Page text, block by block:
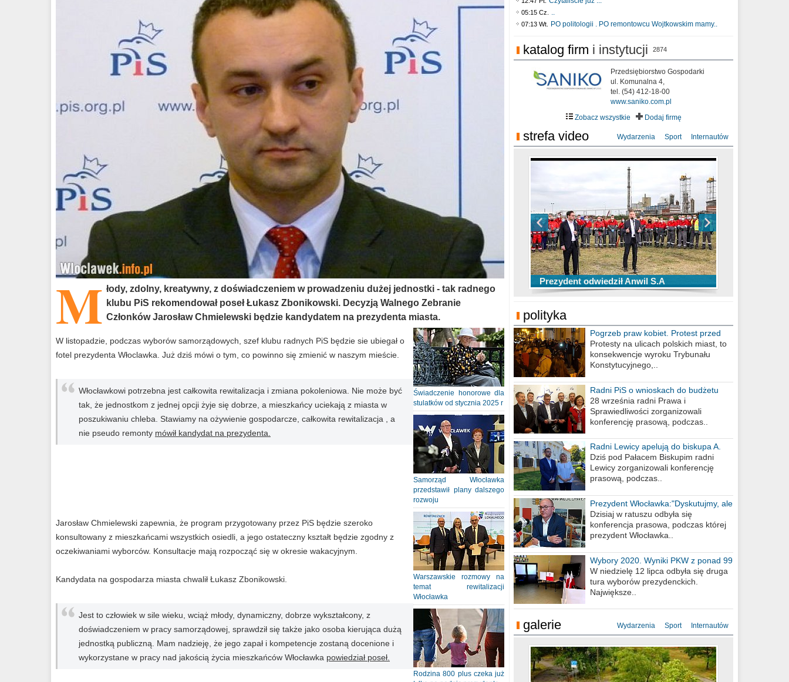
M łody, zdolny, kreatywny, z doświadczeniem w prowadzeniu dużej jednostki - tak radnego
klubu PiS rekomendował poseł Łukasz Zbonikowski. Decyzją Walnego Zebranie
Członków Jarosław Chmielewski będzie kandydatem na prezydenta miasta.
Świadczenie honorowe dla
stulatków od stycznia 2025 r
Samorząd Włocławka
przedstawił plany dalszego
rozwoju
Warszawskie rozmowy na
temat rewitalizacji
Włocławka
Rodzina 800 plus czeka już
W listopadzie, podczas wyborów samorządowych, szef klubu radnych PiS będzie sie ubiegał o
fotel prezydenta Włoclawka. Już dziś mówi o tym, co powinno się zmienić w naszym mieście.
Włocławkowi potrzebna jest całkowita rewitalizacja i zmiana pokoleniowa. Nie może być
tak, że jednostkom z jednej opcji żyje się dobrze, a mieszkańcy uciekają z miasta w
poszukiwaniu chleba. Stawiamy na ożywienie gospodarcze, całkowita rewitalizacja , a
nie pseudo remonty mówił kandydat na prezydenta.
Jarosław Chmielewski zapewnia, że program przygotowany przez PiS będzie szeroko
konsultowany z mieszkańcami wszystkich osiedli, a jego ostateczny kształt będzie zgodny z
oczekiwaniami wyborców. Konsultacje mają rozpocząć się w okresie wakacyjnym.
Kandydata na gospodarza miasta chwalił Łukasz Zbonikowski.
Jest to człowiek w sile wieku, wciąż młody, dynamiczny, dobrze wykształcony, z
doświadczeniem w pracy samorządowej, sprawdził się także jako osoba kierująca dużą
jednostką publiczną. Mam nadzieję, że jego zapał i kompetencje zostaną docenione i
wykorzystane w pracy nad jakością życia mieszkańców Włocławka powiedział poseł.
05:15 Cz. ..
07:13 Wt. PO politologii . PO remontowcu Wojtkowskim mamy..
katalog firm i instytucji 2874
Przedsiębiorstwo Gospodarki
ul. Komunalna 4,
tel. (54) 412-18-00
www.saniko.com.pl
Zobacz wszystkie
Dodaj firmę
strefa video Wydarzenia Sport Internautów
Prezydent odwiedził Anwil S.A
TOP 10 przechwytów Anwilu Włocławek
w EBL w sezonie 2019/2020
TOP 5 rzutów Anwilu Włocławek w BCL
w sezonie 2019/2020
Ni To Ponk - W oczach mamy strach
sixf33t .Last Year DRONE FOOTAGE
Włocławek
XXIII Sesja Rady Miasta Włocławek VIII
kadencji w dniu 09.06.2020 r.
polityka
Pogrzeb praw kobiet. Protest przed
biurem poselskim PiS
Protesty na ulicach polskich miast, to
konsekwencje wyroku Trybunału
Konstytucyjnego,..
Radni PiS o wnioskach do budżetu
miasta na 2021 rok
28 września radni Prawa i
Sprawiedliwości zorganizowali
konferencję prasową, podczas..
Radni Lewicy apelują do biskupa A.
Wiesława Meringa
Dziś pod Pałacem Biskupim radni
Lewicy zorganizowali konferencję
prasową, podczas..
Prezydent Włocławka:"Dyskutujmy, ale
nie obrażajmy się”
Dzisiaj w ratuszu odbyła się
konferencja prasowa, podczas której
prezydent Włocławka..
Wybory 2020. Wyniki PKW z ponad 99
procent obwodów
W niedzielę 12 lipca odbyła się druga
tura wyborów prezydenckich.
Największe..
galerie Wydarzenia Sport Internautów
Miasto kładzie się do snu .
Konkurs fotograficzny "Co to za
miejsca"
Ścieżka rowerowa w naszym mieście